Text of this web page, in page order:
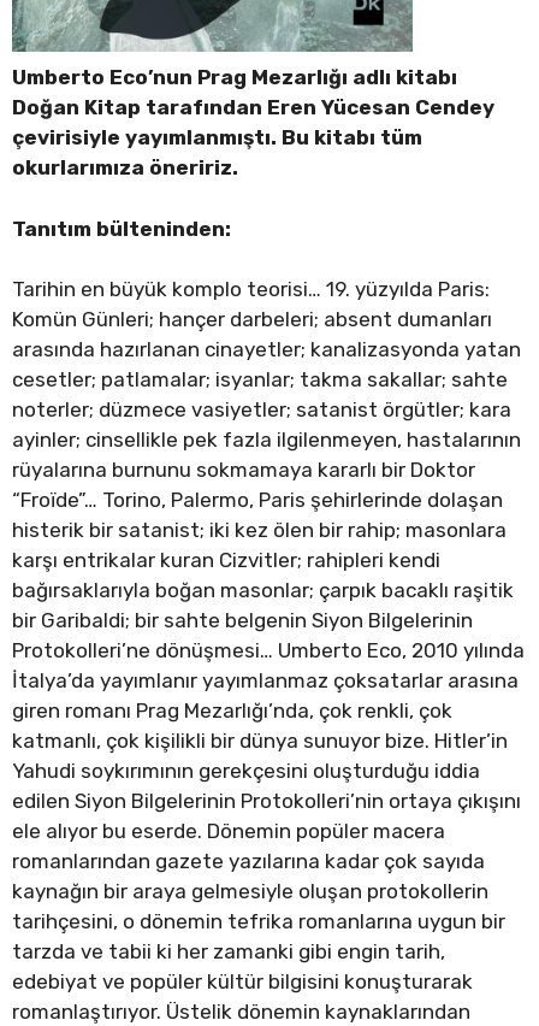
Umberto Eco’nun Prag Mezarlığı adlı kitabı
Doğan Kitap tarafından Eren Yücesan Cendey
çevirisiyle yayımlanmıştı. Bu kitabı tüm
okurlarımıza öneririz.
Tanıtım bülteninden:
Tarihin en büyük komplo teorisi… 19. yüzyılda Paris:
Komün Günleri; hançer darbeleri; absent dumanları
arasında hazırlanan cinayetler; kanalizasyonda yatan
cesetler; patlamalar; isyanlar; takma sakallar; sahte
noterler; düzmece vasiyetler; satanist örgütler; kara
ayinler; cinsellikle pek fazla ilgilenmeyen, hastalarının
rüyalarına burnunu sokmamaya kararlı bir Doktor
“Froïde”… Torino, Palermo, Paris şehirlerinde dolaşan
histerik bir satanist; iki kez ölen bir rahip; masonlara
karşı entrikalar kuran Cizvitler; rahipleri kendi
bağırsaklarıyla boğan masonlar; çarpık bacaklı raşitik
bir Garibaldi; bir sahte belgenin Siyon Bilgelerinin
Protokolleri’ne dönüşmesi… Umberto Eco, 2010 yılında
İtalya’da yayımlanır yayımlanmaz çoksatarlar arasına
giren romanı Prag Mezarlığı’nda, çok renkli, çok
katmanlı, çok kişilikli bir dünya sunuyor bize. Hitler’in
Yahudi soykırımının gerekçesini oluşturduğu iddia
edilen Siyon Bilgelerinin Protokolleri’nin ortaya çıkışını
ele alıyor bu eserde. Dönemin popüler macera
romanlarından gazete yazılarına kadar çok sayıda
kaynağın bir araya gelmesiyle oluşan protokollerin
tarihçesini, o dönemin tefrika romanlarına uygun bir
tarzda ve tabii ki her zamanki gibi engin tarih,
edebiyat ve popüler kültür bilgisini konuşturarak
romanlaştırıyor. Üstelik dönemin kaynaklarından